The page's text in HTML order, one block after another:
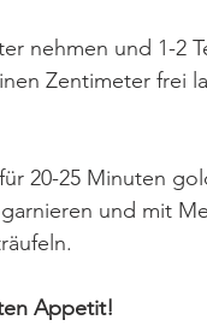
nehmen und 1-2
Zentimeter frei
20-25 Minuten
und mit
Appetit!